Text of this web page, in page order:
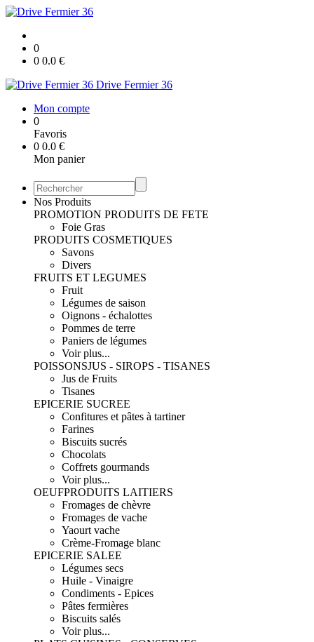
0
0 0.0 €
Drive Fermier 36
Mon compte
0
Favoris
0 0.0 €
Mon panier
Nos Produits
PROMOTION PRODUITS DE FETE
Foie Gras
PRODUITS COSMETIQUES
Savons
Divers
FRUITS ET LEGUMES
Fruit
Légumes de saison
Oignons - échalottes
Pommes de terre
Paniers de légumes
Voir plus...
POISSONSJUS - SIROPS - TISANES
Jus de Fruits
Tisanes
EPICERIE SUCREE
Confitures et pâtes à tartiner
Farines
Biscuits sucrés
Chocolats
Coffrets gourmands
Voir plus...
OEUFPRODUITS LAITIERS
Fromages de chèvre
Fromages de vache
Yaourt vache
Crème-Fromage blanc
EPICERIE SALEE
Légumes secs
Huile - Vinaigre
Condiments - Epices
Pâtes fermières
Biscuits salés
Voir plus...